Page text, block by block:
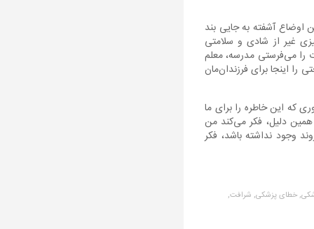
اوضاع آشفته به جایی بند
غیر از شادی و سلامتی
را می‌فرستی مدرسه، معلم
اینجا برای فرزندان‌مان
که این خاطره را برای ما
دلیل، فکر می‌کند من
وجود نداشته باشد، فکر
خطای پزشکی, شرافت,